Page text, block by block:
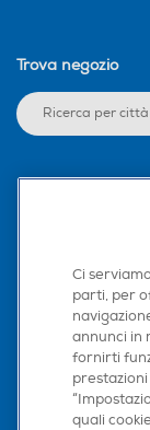
Trova negozio
Scarica la
Ci
parti, per
annunci in
fornirti
quali